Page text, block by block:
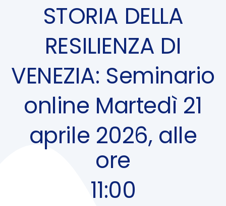
STORIA DELLA
RESILIENZA DI
VENEZIA: Seminario
online Martedì 21
aprile 2026, alle
ore
11:00